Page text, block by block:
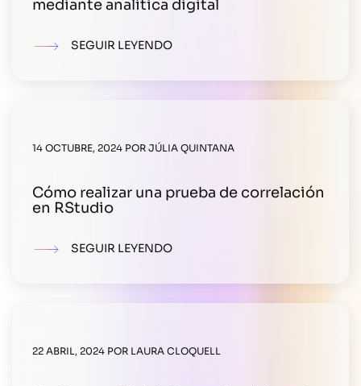
mediante analítica digital
SEGUIR LEYENDO
14 OCTUBRE, 2024 POR JÚLIA QUINTANA
Cómo realizar una prueba de correlación
en RStudio
SEGUIR LEYENDO
22 ABRIL, 2024 POR LAURA CLOQUELL